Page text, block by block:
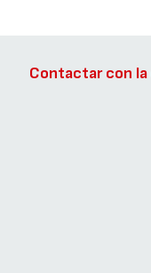
Contactar con la